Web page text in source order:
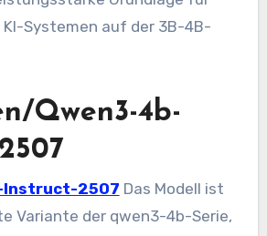
Systemen auf der 3B-4B-
Qwen3-4b-
Instruct-2507 Das Modell ist
Variante der qwen3-4b-Serie,